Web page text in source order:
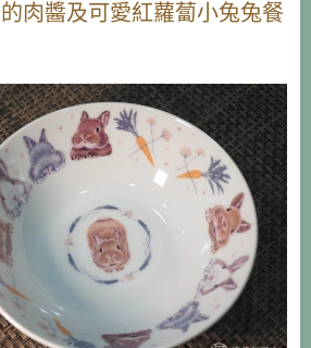
肉醬及可愛紅蘿蔔小兔兔餐